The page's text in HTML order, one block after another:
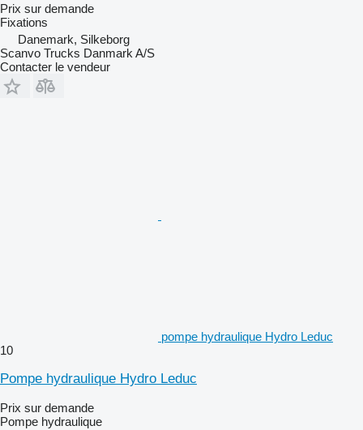
Prix sur demande
Fixations
Danemark, Silkeborg
Scanvo Trucks Danmark A/S
Contacter le vendeur
pompe hydraulique Hydro Leduc
10
Pompe hydraulique Hydro Leduc
Prix sur demande
Pompe hydraulique